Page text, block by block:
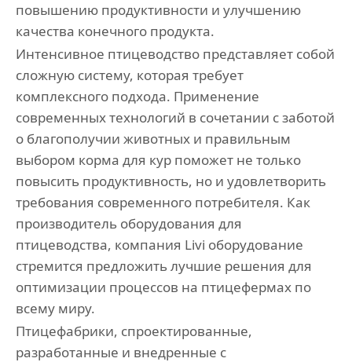
повышению продуктивности и улучшению
качества конечного продукта.
Интенсивное птицеводство представляет собой
сложную систему, которая требует
комплексного подхода. Применение
современных технологий в сочетании с заботой
о благополучии животных и правильным
выбором корма для кур поможет не только
повысить продуктивность, но и удовлетворить
требования современного потребителя. Как
производитель оборудования для
птицеводства, компания Livi оборудование
стремится предложить лучшие решения для
оптимизации процессов на птицефермах по
всему миру.
Птицефабрики, спроектированные,
разработанные и внедренные с